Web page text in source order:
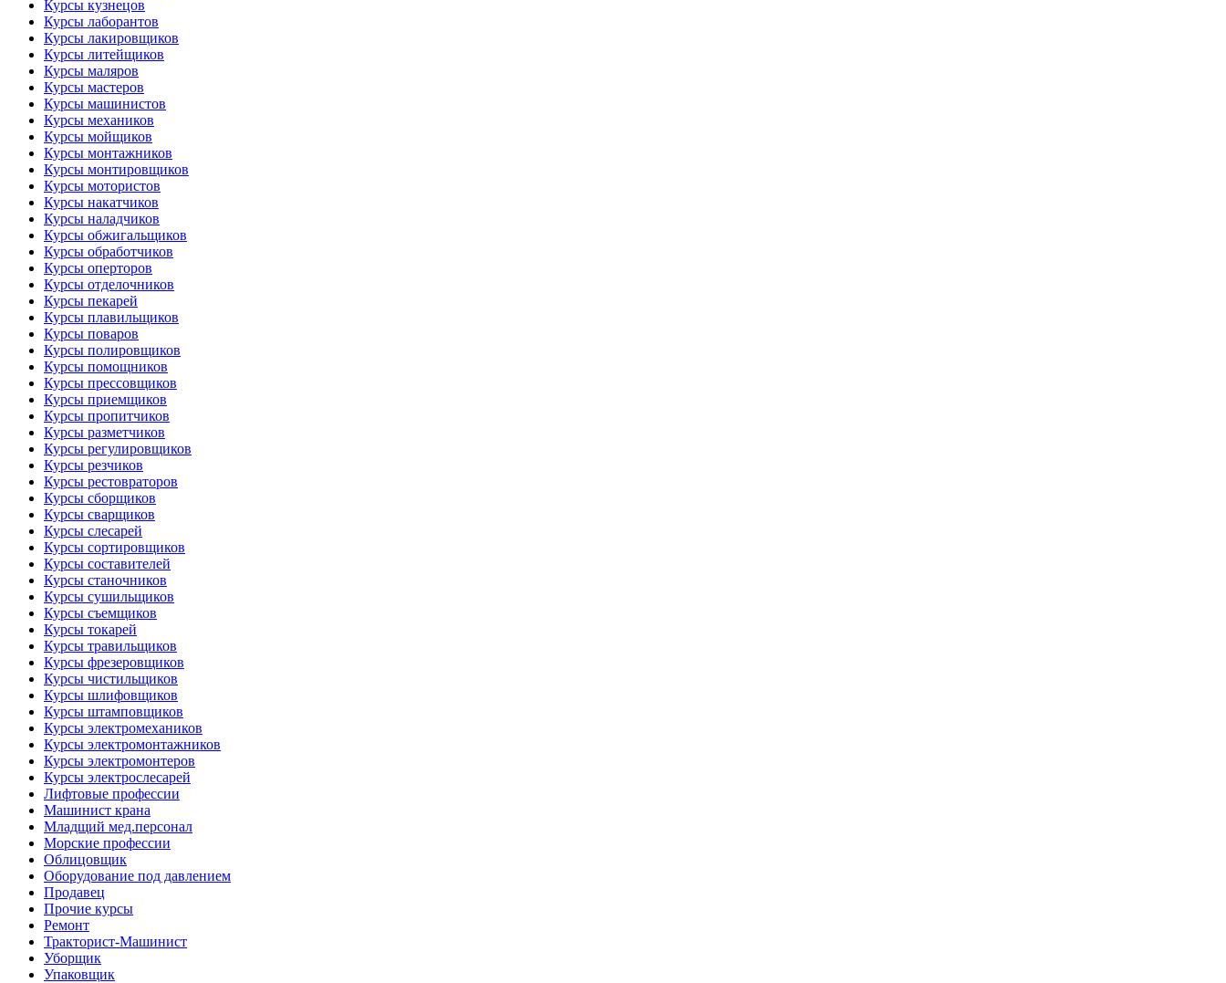
Курсы кузнецов
Курсы лаборантов
Курсы лакировщиков
Курсы литейщиков
Курсы маляров
Курсы мастеров
Курсы машинистов
Курсы механиков
Курсы мойщиков
Курсы монтажников
Курсы монтировщиков
Курсы мотористов
Курсы накатчиков
Курсы наладчиков
Курсы обжигальщиков
Курсы обработчиков
Курсы оперторов
Курсы отделочников
Курсы пекарей
Курсы плавильщиков
Курсы поваров
Курсы полировщиков
Курсы помощников
Курсы прессовщиков
Курсы приемщиков
Курсы пропитчиков
Курсы разметчиков
Курсы регулировщиков
Курсы резчиков
Курсы рестовраторов
Курсы сборщиков
Курсы сварщиков
Курсы слесарей
Курсы сортировщиков
Курсы составителей
Курсы станочников
Курсы сушильщиков
Курсы съемщиков
Курсы токарей
Курсы травильщиков
Курсы фрезеровщиков
Курсы чистильщиков
Курсы шлифовщиков
Курсы штамповщиков
Курсы электромехаников
Курсы электромонтажников
Курсы электромонтеров
Курсы электрослесарей
Лифтовые профессии
Машинист крана
Младщий мед.персонал
Морские профессии
Облицовщик
Оборудование под давлением
Продавец
Прочие курсы
Ремонт
Тракторист-Машинист
Уборщик
Упаковщик